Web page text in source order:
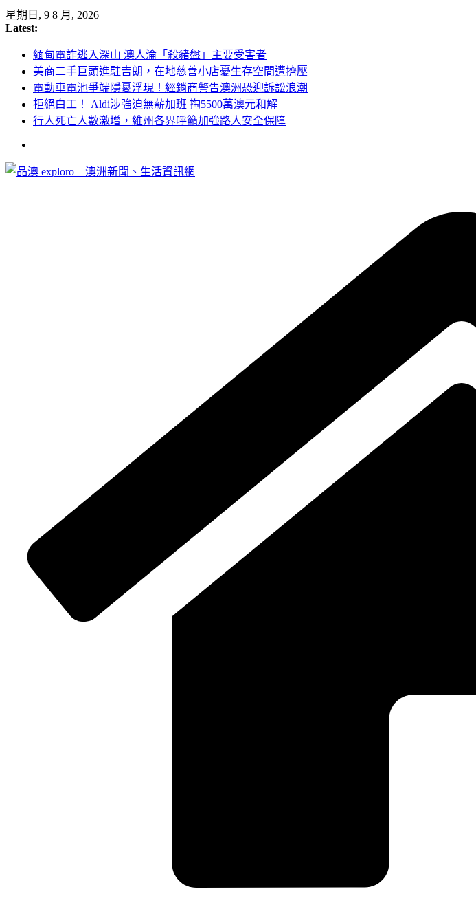
Skip
to
content
星期日, 9 8 月, 2026
Latest:
緬甸電詐逃入深山 澳人淪「殺豬盤」主要受害者
美商二手巨頭進駐吉朗，在地慈善小店憂生存空間遭擠壓
電動車電池爭端隱憂浮現！經銷商警告澳洲恐迎訴訟浪潮
拒絕白工！ Aldi涉強迫無薪加班 掏5500萬澳元和解
行人死亡人數激增，維州各界呼籲加強路人安全保障